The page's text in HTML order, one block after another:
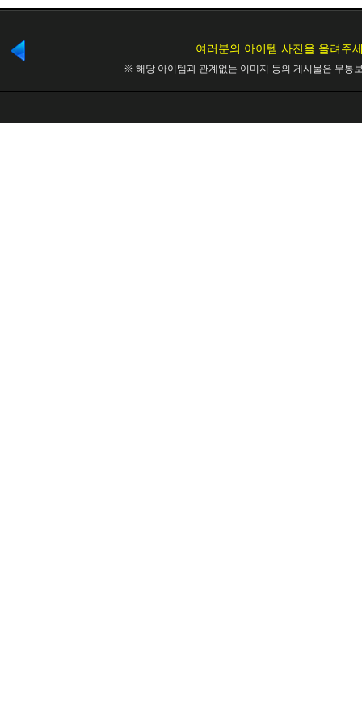
여러분의 아이템 사진을 올려주
※ 해당 아이템과 관계없는 이미지 등의 게시물은 무통